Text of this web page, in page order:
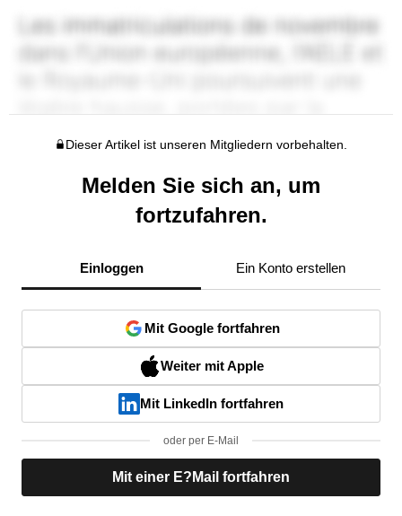
Dieser Artikel ist unseren Mitgliedern vorbehalten.
Melden Sie sich an, um
fortzufahren.
Einloggen Ein Konto erstellen
Mit Google fortfahren
Weiter mit Apple
Mit LinkedIn fortfahren
oder per E-Mail
Mit einer E?Mail fortfahren